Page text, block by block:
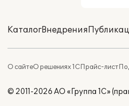
КаталогВнедрения
О сайтеО решениях 1СПрайс-лист
© 2011-2026 АО «Группа 1С»